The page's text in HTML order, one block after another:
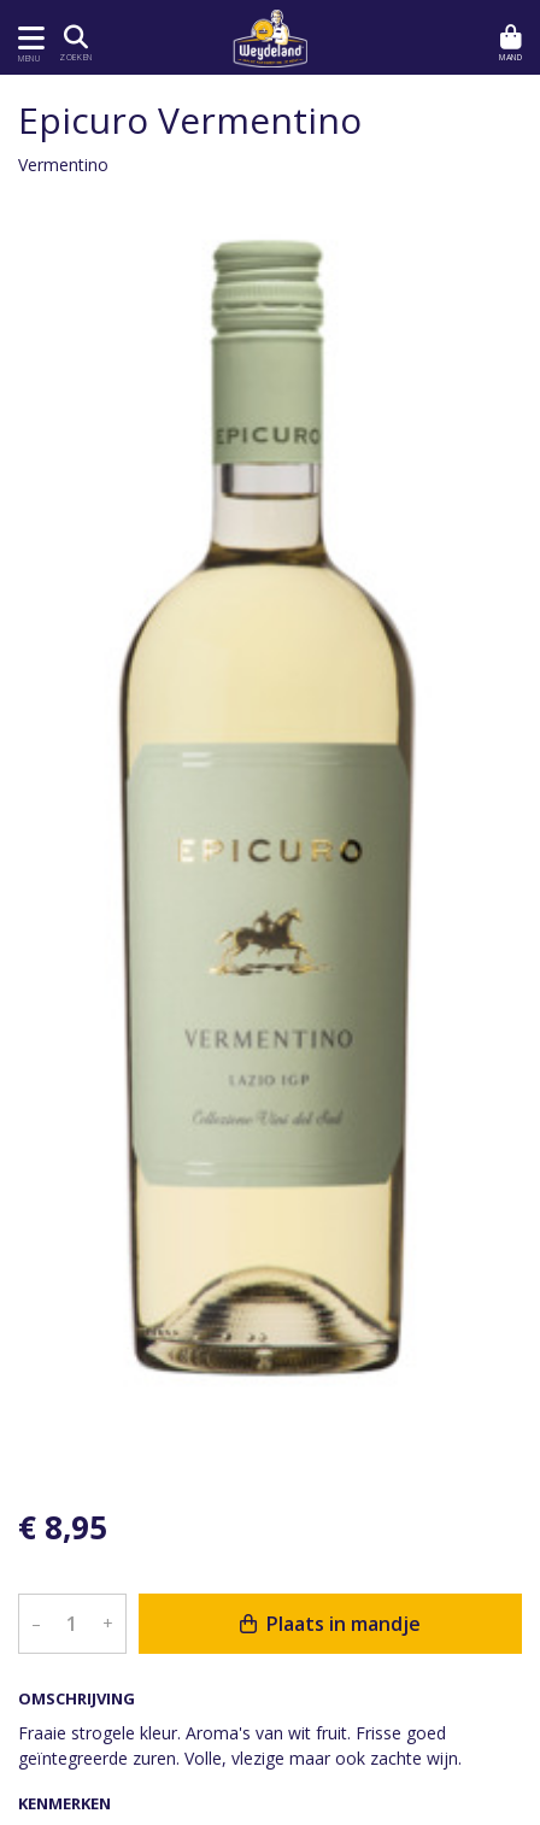
MENU ZOEKEN MAND
OMSCHRIJVING
Fraaie strogele kleur. Aroma's van wit fruit. Frisse goed
geïntegreerde zuren. Volle, vlezige maar ook zachte wijn.
Epicuro Vermentino
Vermentino
€ 8,95
– + Plaats in mandje
KENMERKEN